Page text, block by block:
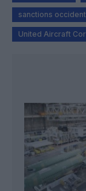
sanctions
United Aircraft